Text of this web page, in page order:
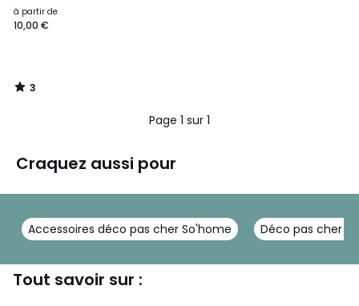
Prix
à
10,00
€.
à partir de
10,00 €
3
/
Page 1 sur 1
Craquez aussi pour
Accessoires déco pas cher So'home Déco pas cher
Tout savoir sur :